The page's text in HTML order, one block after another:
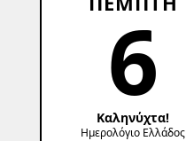
6
Καληνύχτα!
Ημερολόγιο Ελλάδος